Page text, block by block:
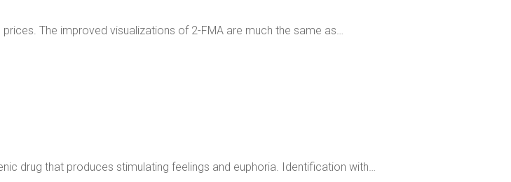
The improved visualizations of 2-FMA are much the same as…
drug that produces stimulating feelings and euphoria. Identification with…